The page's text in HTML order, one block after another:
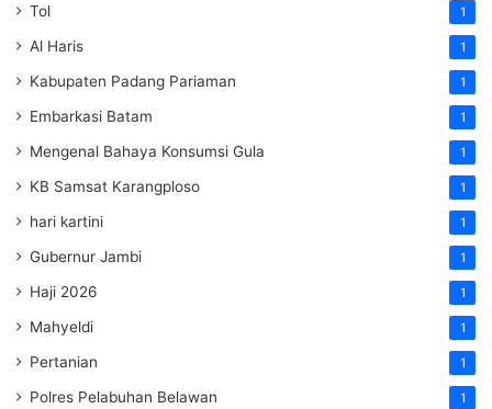
Tol 1
Al Haris 1
Kabupaten Padang Pariaman 1
Embarkasi Batam 1
Mengenal Bahaya Konsumsi Gula 1
KB Samsat Karangploso 1
hari kartini 1
Gubernur Jambi 1
Haji 2026 1
Mahyeldi 1
Pertanian 1
Polres Pelabuhan Belawan 1